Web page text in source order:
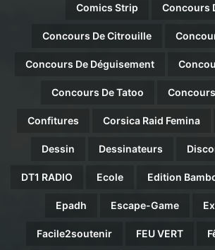
Comics Strip Concours
Concours De Citrouille
Concours De Déguisement
Concours De Tatoo Concours
Confitures Corsica Raid Femina
Dessin Dessinateurs
DT1 RADIO Ecole Edition
Epadh Escape-Game
Facile2soutenir FEU VERT